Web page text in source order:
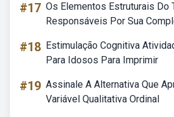
#17 Os Elementos Estruturais Do
Responsáveis Por Sua
#18 Estimulação Cognitiva
Para Idosos Para Imprimir
#19 Assinale A Alternativa Que
Variável Qualitativa Ordinal